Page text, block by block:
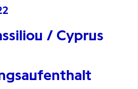
/ Cyprus